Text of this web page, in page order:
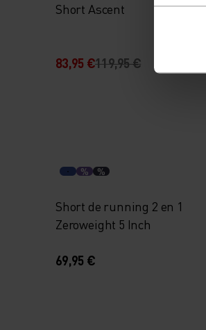
Short Ascent
83,95 €119,95 €
% %
Short de running 2 en 1
Zeroweight 5 Inch
69,95 €